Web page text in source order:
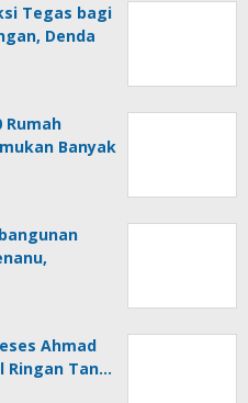
Tegas bagi
Denda
Rumah
Banyak
Ahmad
Ringan Tan…